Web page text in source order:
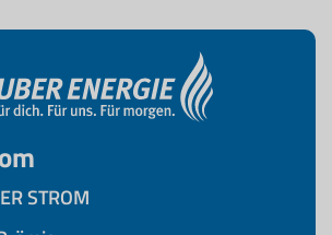
STROM